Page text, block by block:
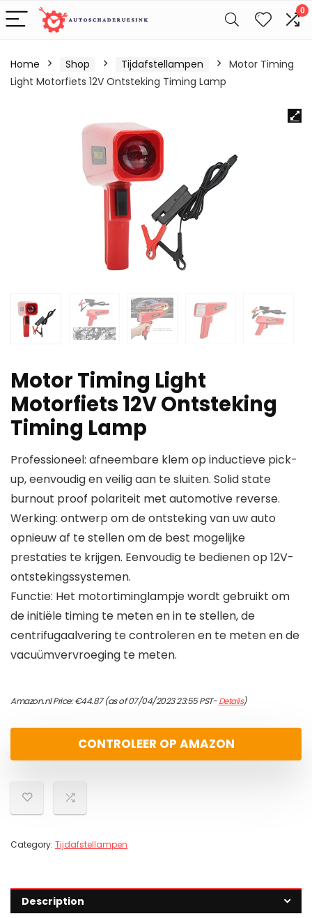
0
Home Shop Tijdafstellampen
Motor Timing
Light Motorfiets 12V Ontsteking Timing Lamp
Motor Timing Light
Motorfiets 12V Ontsteking
Timing Lamp
Professioneel: afneembare klem op inductieve pick-
up, eenvoudig en veilig aan te sluiten. Solid state
burnout proof polariteit met automotive reverse.
Werking: ontwerp om de ontsteking van uw auto
opnieuw af te stellen om de best mogelijke
prestaties te krijgen. Eenvoudig te bedienen op 12V-
ontstekingssystemen.
Functie: Het motortiminglampje wordt gebruikt om
de initiële timing te meten en in te stellen, de
centrifugaalvering te controleren en te meten en de
vacuümvervroeging te meten.
Amazon.nl Price:€44.87(as of 07/04/2023 23:55 PST-Details)
CONTROLEER OP AMAZON
Category: Tijdafstellampen
Description